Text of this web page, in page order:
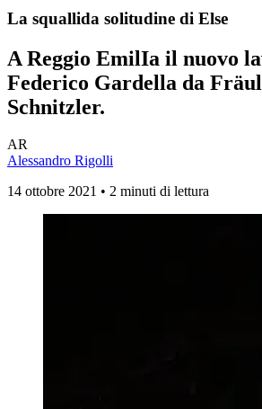
La squallida solitudine di Else
A Reggio EmilIa il nuovo
Federico Gardella da
Schnitzler.
AR
Alessandro Rigolli
14 ottobre 2021 • 2 minuti di lettura